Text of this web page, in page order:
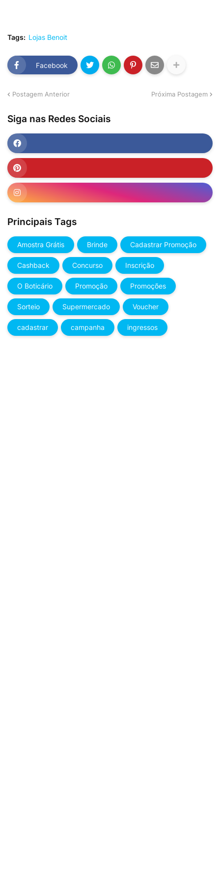
Tags: Lojas Benoit
Facebook
Postagem Anterior Próxima Postagem
Siga nas Redes Sociais
Principais Tags
Amostra Grátis Brinde Cadastrar Promoção
Cashback Concurso Inscrição
O Boticário Promoção Promoções
Sorteio Supermercado Voucher
cadastrar campanha ingressos